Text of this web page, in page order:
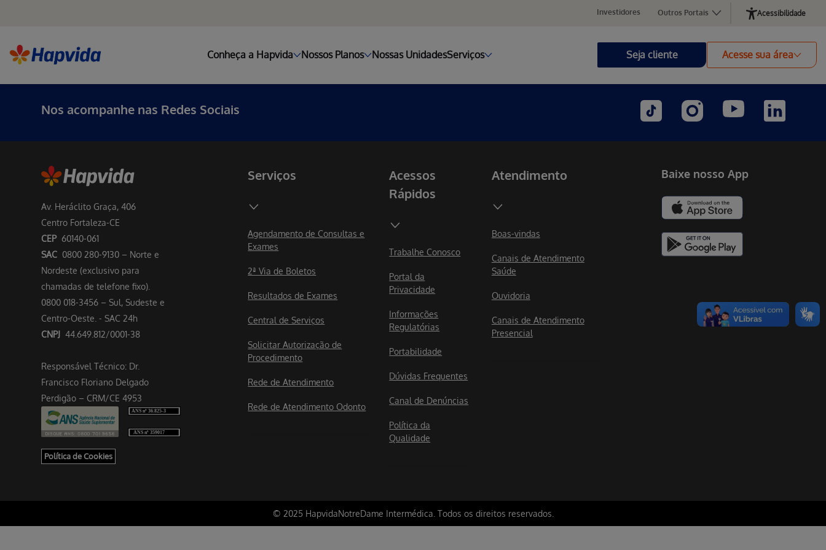
Investidores Outros Portais Acessibilidade
Conheça a Hapvida Nossos Planos Nossas UnidadesServiços Seja cliente Acesse sua área
Nos acompanhe nas Redes Sociais
Av. Heráclito Graça, 406
Centro Fortaleza-CE
CEP 60140-061
SAC 0800 280-9130 – Norte e
Nordeste (exclusivo para
chamadas de telefone fixo).
0800 018-3456 – Sul, Sudeste e
Centro-Oeste. - SAC 24h
CNPJ 44.649.812/0001-38
Responsável Técnico: Dr.
Francisco Floriano Delgado
Perdigão – CRM/CE 4953
Política de Cookies
Serviços
Agendamento de Consultas e
Exames
2ª Via de Boletos
Resultados de Exames
Central de Serviços
Solicitar Autorização de
Procedimento
Rede de Atendimento
Rede de Atendimento Odonto
Acessos
Rápidos
Trabalhe Conosco
Portal da
Privacidade
Informações
Regulatórias
Portabilidade
Dúvidas Frequentes
Canal de Denúncias
Política da
Qualidade
Atendimento
Boas-vindas
Canais de Atendimento
Saúde
Ouvidoria
Canais de Atendimento
Presencial
Baixe nosso App
© 2025 HapvidaNotreDame Intermédica. Todos os direitos reservados.